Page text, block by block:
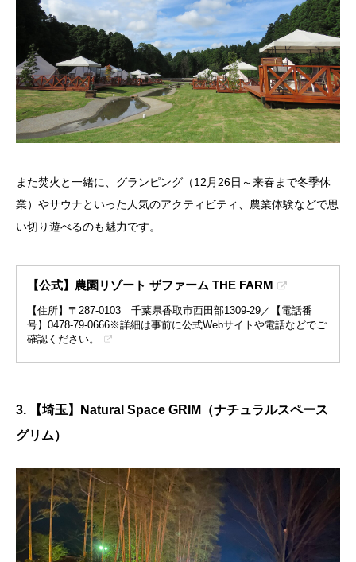
また焚火と一緒に、グランピング（12月26日～来春まで冬季休
業）やサウナといった人気のアクティビティ、農業体験などで思
い切り遊べるのも魅力です。
【公式】農園リゾート ザファーム THE FARM
【住所】〒287-0103 千葉県香取市西田部1309-29／【電話番
号】0478-79-0666※詳細は事前に公式Webサイトや電話などでご
確認ください。
3. 【埼玉】Natural Space GRIM（ナチュラルスペース
グリム）